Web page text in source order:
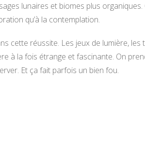
lunaires et biomes plus
qu’à la contemplation.
cette réussite. Les jeux de lumière, les
à la fois étrange et fascinante. On
Et ça fait parfois un bien fou.